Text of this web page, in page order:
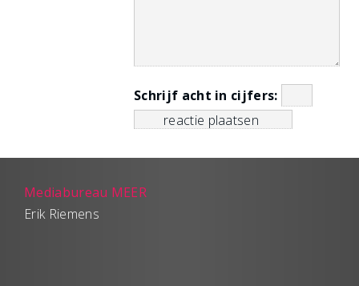
Schrijf acht in cijfers:
Mediabureau MEER
Erik Riemens